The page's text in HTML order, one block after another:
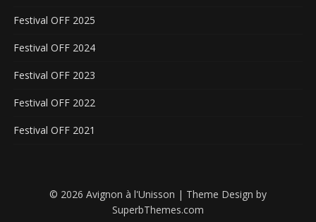
Festival OFF 2025
Festival OFF 2024
Festival OFF 2023
Festival OFF 2022
Festival OFF 2021
© 2026 Avignon à l'Unisson | Theme Design by
SuperbThemes.com